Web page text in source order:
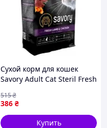
Сухой корм для кошек
Savory Adult Cat Steril Fresh
(4820232630105)
386 ₴
515₴
Купить